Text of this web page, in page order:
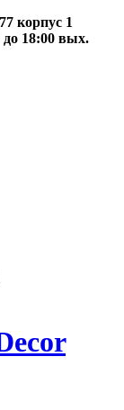
корпус 1
до 18:00 вых.